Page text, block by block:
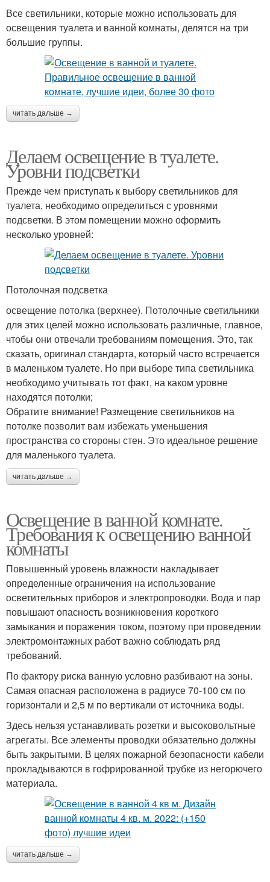
Все светильники, которые можно использовать для
освещения туалета и ванной комнаты, делятся на три
большие группы.
читать дальше →
Делаем освещение в туалете.
Уровни подсветки
Прежде чем приступать к выбору светильников для
туалета, необходимо определиться с уровнями
подсветки. В этом помещении можно оформить
несколько уровней:
Потолочная подсветка
освещение потолка (верхнее). Потолочные светильники
для этих целей можно использовать различные, главное,
чтобы они отвечали требованиям помещения. Это, так
сказать, оригинал стандарта, который часто встречается
в маленьком туалете. Но при выборе типа светильника
необходимо учитывать тот факт, на каком уровне
находятся потолки;
Обратите внимание! Размещение светильников на
потолке позволит вам избежать уменьшения
пространства со стороны стен. Это идеальное решение
для маленького туалета.
читать дальше →
Освещение в ванной комнате.
Требования к освещению ванной
комнаты
Повышенный уровень влажности накладывает
определенные ограничения на использование
осветительных приборов и электропроводки. Вода и пар
повышают опасность возникновения короткого
замыкания и поражения током, поэтому при проведении
электромонтажных работ важно соблюдать ряд
требований.
По фактору риска ванную условно разбивают на зоны.
Самая опасная расположена в радиусе 70-100 см по
горизонтали и 2,5 м по вертикали от источника воды.
Здесь нельзя устанавливать розетки и высоковольтные
агрегаты. Все элементы проводки обязательно должны
быть закрытыми. В целях пожарной безопасности кабели
прокладываются в гофрированной трубке из негорючего
материала.
читать дальше →